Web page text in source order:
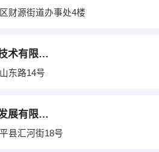
财源街道办事处4楼
泰安京泰生物技术有限公司
东路14号
山东海盛商贸发展有限公司
县汇河街18号